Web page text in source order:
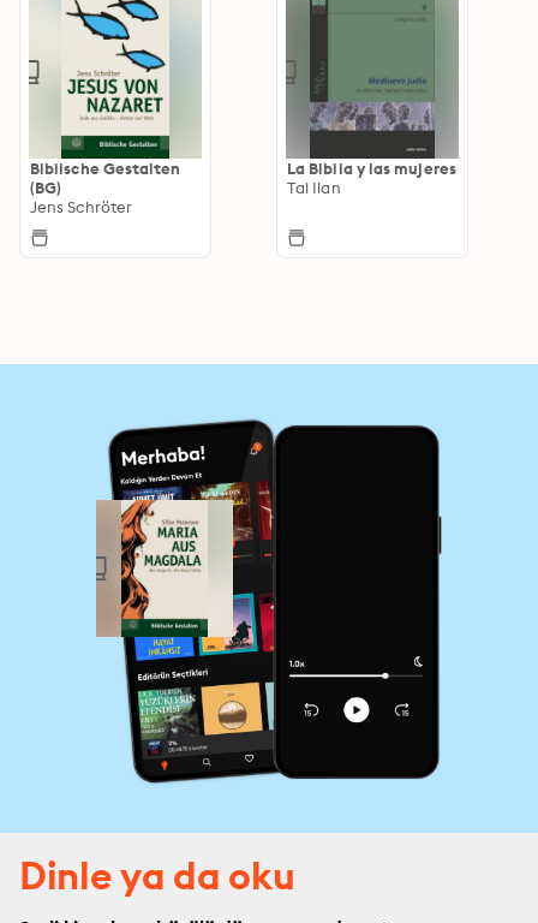
Biblische Gestalten
(BG)
Jens Schröter
La Biblia y las mujeres
Tal Ilan
Dinle ya da oku